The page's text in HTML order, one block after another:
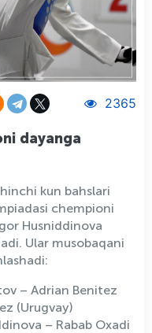
2365
dayanga
kun bahslari
chempioni
Husniddinova
Ular musobaqani
– Adrian Benitez
(Urugvay)
– Rabab Oxadi